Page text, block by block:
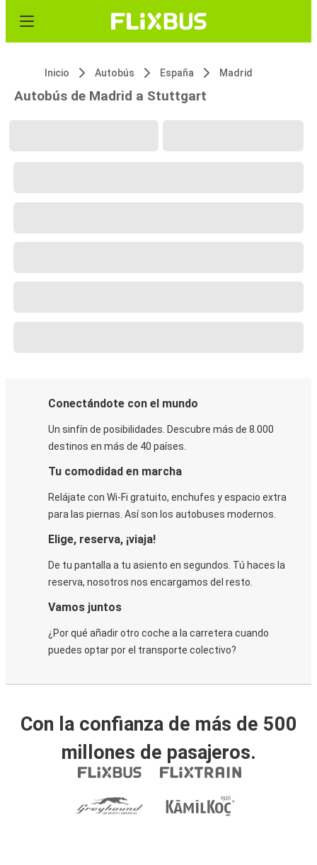
Inicio Autobús España Madrid
Autobús de Madrid a Stuttgart
Conectándote con el mundo
Un sinfín de posibilidades. Descubre más de 8.000
destinos en más de 40 países.
Tu comodidad en marcha
Relájate con Wi-Fi gratuito, enchufes y espacio extra
para las piernas. Así son los autobuses modernos.
Elige, reserva, ¡viaja!
De tu pantalla a tu asiento en segundos. Tú haces la
reserva, nosotros nos encargamos del resto.
Vamos juntos
¿Por qué añadir otro coche a la carretera cuando
puedes optar por el transporte colectivo?
Con la confianza de más de 500
millones de pasajeros.